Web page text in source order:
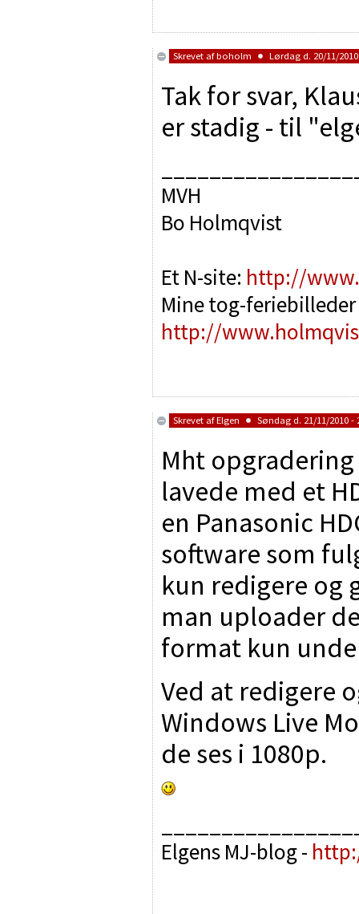
Skrevet afboholm Lørdag d. 20/11/
Tak for svar,
er stadig - til
MVH
Bo Holmqvist
Et N-site: http://
Mine tog-feriebilleder
http://
Skrevet afElgen Søndag d. 21/11/2010 -
Mht
lavede med et
en Panasonic
software som
kun redigere og
man uploader
format kun
Ved at redigere
Windows Live
de ses i 1080p.
Elgens MJ-blog -